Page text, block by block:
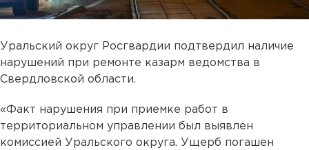
Уральский округ Росгвардии подтвердил наличие
нарушений при ремонте казарм ведомства в
Свердловской области.
«Факт нарушения при приемке работ в
территориальном управлении был выявлен
комиссией Уральского округа. Ущерб погашен